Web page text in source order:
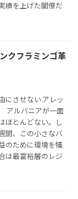
績を上げた閣僚だ
クフラミンゴ革
にさせない アレッ
アルバニアが一面
ほとんどない。し
間、この小さなバ
のために環境を犠
は最富裕層のレジ